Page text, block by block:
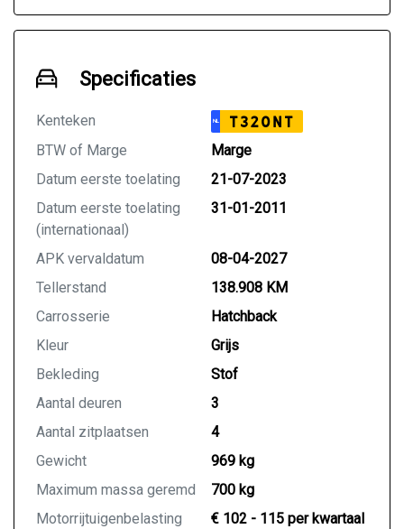
Specificaties
Kenteken NL T320NT
BTW of Marge
Marge
Datum eerste toelating
21-07-2023
Datum eerste toelating
(internationaal)
31-01-2011
APK vervaldatum
08-04-2027
Tellerstand
138.908 KM
Carrosserie
Hatchback
Kleur
Grijs
Bekleding
Stof
Aantal deuren
3
Aantal zitplaatsen
4
Gewicht
969 kg
Maximum massa geremd
700 kg
Motorrijtuigenbelasting
€ 102 - 115 per kwartaal